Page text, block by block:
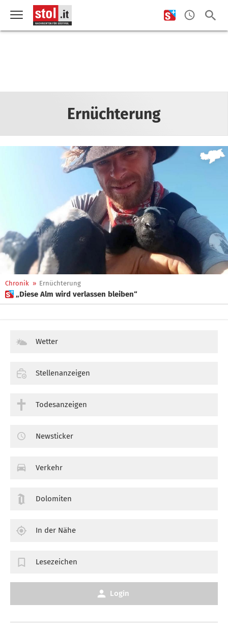
Ernüchterung
Chronik » Ernüchterung
 „Diese Alm wird verlassen bleiben“
Wetter
Stellenanzeigen
Todesanzeigen
Newsticker
Verkehr
Dolomiten
In der Nähe
Lesezeichen
Login